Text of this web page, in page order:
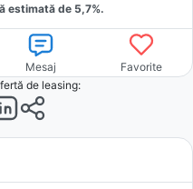
estimată de 5,7%.
Mesaj
Favorite
de leasing: